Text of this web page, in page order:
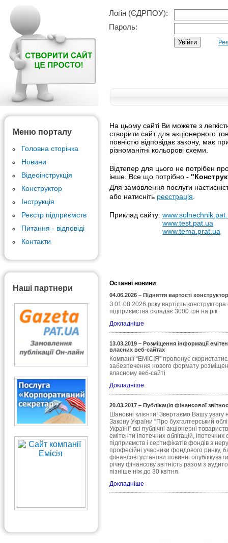
Логін (ЄДРПОУ):
Пароль:
Меню порталу
Головна сторінка
Новини
Відеоінструкція
Конструктор
Інструкція
Реєстр підприємств
Питання - відповіді
Контакти
Наші партнери
На цьому сайті Ви можете з
створити сайт для акціонерного
повністю відповідає закону, має
різноманітні кольорові схеми.
Відтепер для цього не потрібен
інше. Все що потрібно -
Для замовлення послуги
або натисніть реєстрація
Приклад сайту:
www.test.pat.ua
www.tema.prat.ua
Останні новини
04.06.2026 – Підняття вартості
З 01.08.2026 року вартість
підприємства складає 3000 грн на рік
Докладніше
13.03.2019 – Розміщення інформації
власних веб-сайтах
Компанії “ЕМІСІЯ” пропонує
забезпечення нового формату
власному веб-сайті
Докладніше
20.03.2017 – Публікація фінансової
Шановні клієнти! Звертаємо Вашу увагу
Закону України “Про бухгалтерський
Україні” всі публічні акціонерні
емітенти іпотечних облігацій, іпотечних
підприємств і сертифікатів фондів з
професійні учасники фондового ринку,
фінансові установи повинні
річну фінансову звітність разом з
пізніше ніж до 30 квітня.
Докладніше